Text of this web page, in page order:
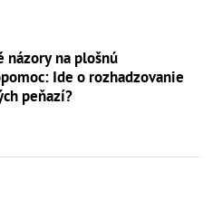
názory na plošnú
Ide o rozhadzovanie
peňazí?